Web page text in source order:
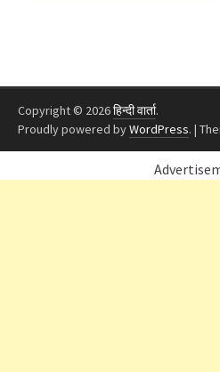
Copyright © 2026हिन्दी वार्ता.
Proudly powered byWordPress. |